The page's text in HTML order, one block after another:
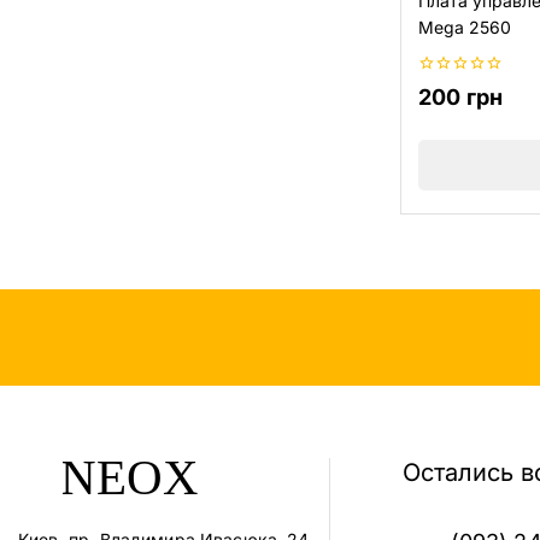
Mega 2560
0
из
200 грн
Остались